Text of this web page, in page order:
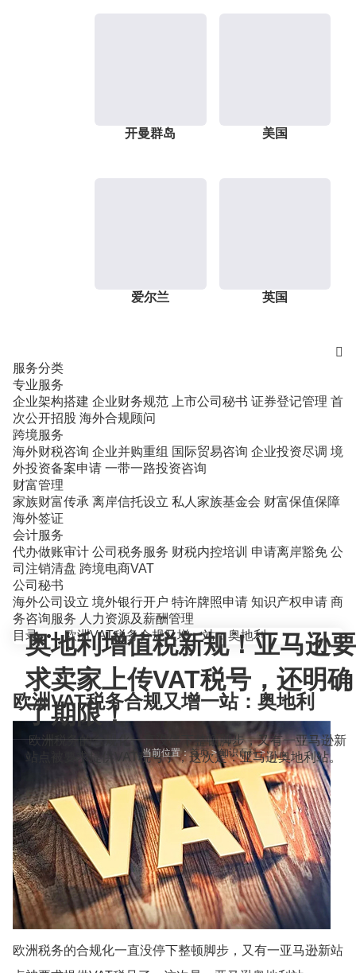
开曼群岛 美国
爱尔兰 英国

服务分类
专业服务
企业架构搭建 企业财务规范 上市公司秘书 证券登记管理 首
次公开招股 海外合规顾问
跨境服务
海外财税咨询 企业并购重组 国际贸易咨询 企业投资尽调 境
外投资备案申请 一带一路投资咨询
财富管理
家族财富传承 离岸信托设立 私人家族基金会 财富保值保障
海外签证
会计服务
代办做账审计 公司税务服务 财税内控培训 申请离岸豁免 公
司注销清盘 跨境电商VAT
公司秘书
海外公司设立 境外银行开户 特许牌照申请 知识产权申请 商
务咨询服务 人力资源及薪酬管理
当前位置：首页>知识百科>
奥地利增值税新规！亚马逊要
求卖家上传VAT税号，还明确
了期限！
欧洲税务的合规化一直没停下整顿脚步，又有一亚马逊新
站点被要求提供VAT税号了，这次是：亚马逊奥地利站。
目录 欧洲VAT税务合规又增一站：奥地利
欧洲VAT税务合规又增一站：奥地利
欧洲税务的合规化一直没停下整顿脚步，又有一亚马逊新站